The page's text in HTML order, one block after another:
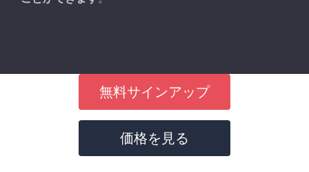
無料サインアップ
価格を見る